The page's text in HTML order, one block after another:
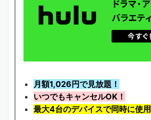
月額1,026円で見放題！
いつでもキャンセルOK！
最大4台のデバイスで同時に使用